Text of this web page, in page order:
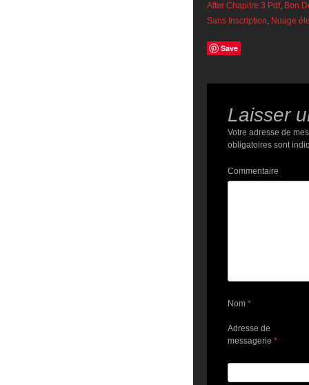
After Chapitre 3 Pdf, Bon
Sans Inscription, Nuage
Save
Laisser
Votre adresse de
obligatoires sont
Commentaire
Nom *
Adresse de
messagerie *